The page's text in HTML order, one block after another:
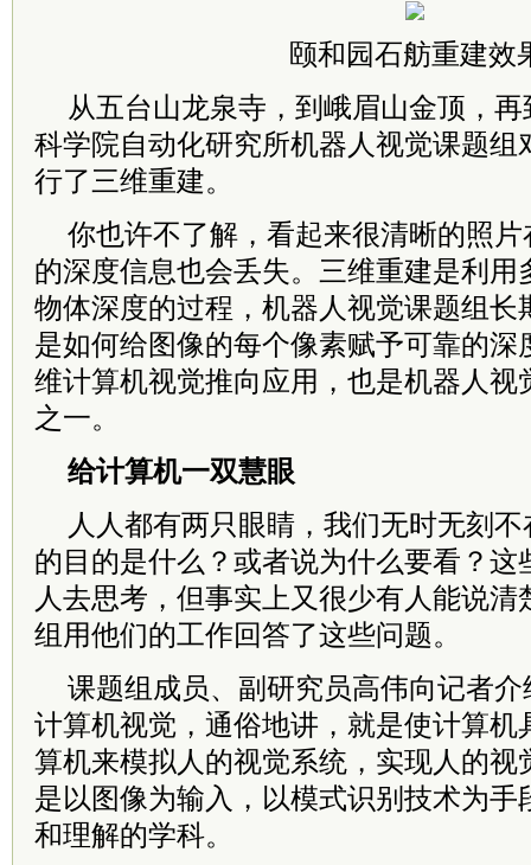
颐和园石舫重建效
从五台山龙泉寺，到峨眉山金顶，
科学院自动化研究所机器人视觉课题组
行了三维重建。
你也许不了解，看起来很清晰的照
的深度信息也会丢失。三维重建是利用
物体深度的过程，机器人视觉课题组长
是如何给图像的每个像素赋予可靠的深
维计算机视觉推向应用，也是机器人视
之一。
给计算机一双慧眼
人人都有两只眼睛，我们无时无刻
的目的是什么？或者说为什么要看？这
人去思考，但事实上又很少有人能说
组用他们的工作回答了这些问题。
课题组成员、副研究员高伟向记者
计算机视觉，通俗地讲，就是使计算机
算机来模拟人的视觉系统，实现人的视
是以图像为输入，以模式识别技术为手
和理解的学科。